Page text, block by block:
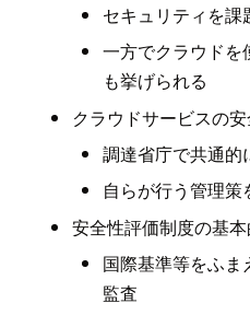
セキュリティを課
一方でクラウド
も挙げられる
クラウドサービスの
調達省庁で共通的
自らが行う管理策
安全性評価制度の基
国際基準等をふま
監査